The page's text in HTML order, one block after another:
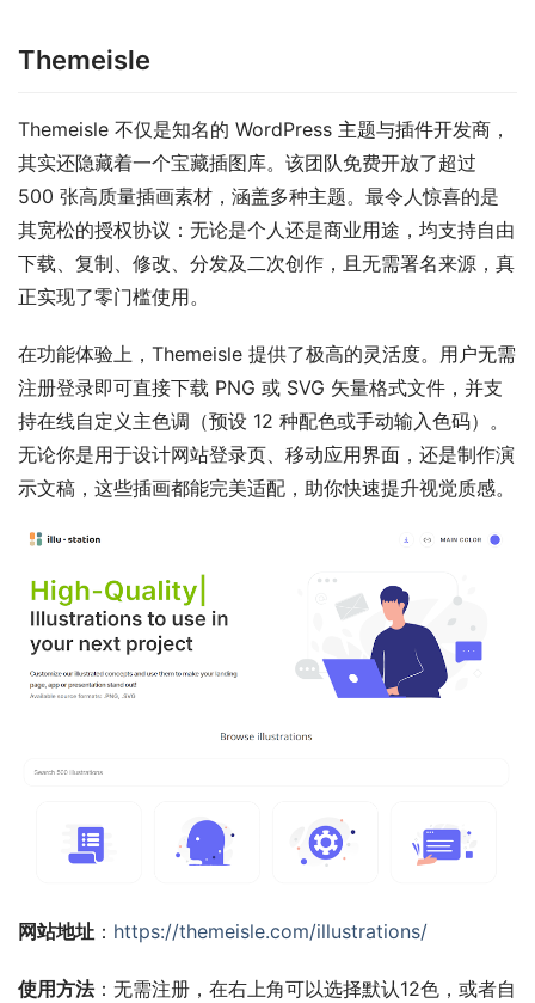
Themeisle
Themeisle 不仅是知名的 WordPress 主题与插件开发商，
其实还隐藏着一个宝藏插图库。该团队免费开放了超过
500 张高质量插画素材，涵盖多种主题。最令人惊喜的是
其宽松的授权协议：无论是个人还是商业用途，均支持自由
下载、复制、修改、分发及二次创作，且无需署名来源，真
正实现了零门槛使用。
在功能体验上，Themeisle 提供了极高的灵活度。用户无需
注册登录即可直接下载 PNG 或 SVG 矢量格式文件，并支
持在线自定义主色调（预设 12 种配色或手动输入色码）。
无论你是用于设计网站登录页、移动应用界面，还是制作演
示文稿，这些插画都能完美适配，助你快速提升视觉质感。
网站地址 ： https://themeisle.com/illustrations/
使用方法：无需注册，在右上角可以选择默认12色，或者自